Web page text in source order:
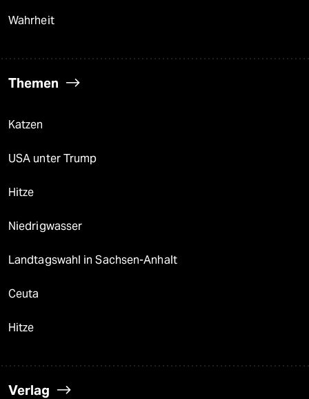
Wahrheit
Themen
Katzen
USA unter Trump
Hitze
Niedrigwasser
Landtagswahl in Sachsen-Anhalt
Ceuta
Hitze
Verlag